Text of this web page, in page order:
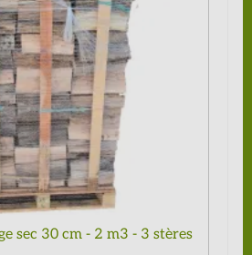
sec 30 cm - 2 m3 - 3 stères